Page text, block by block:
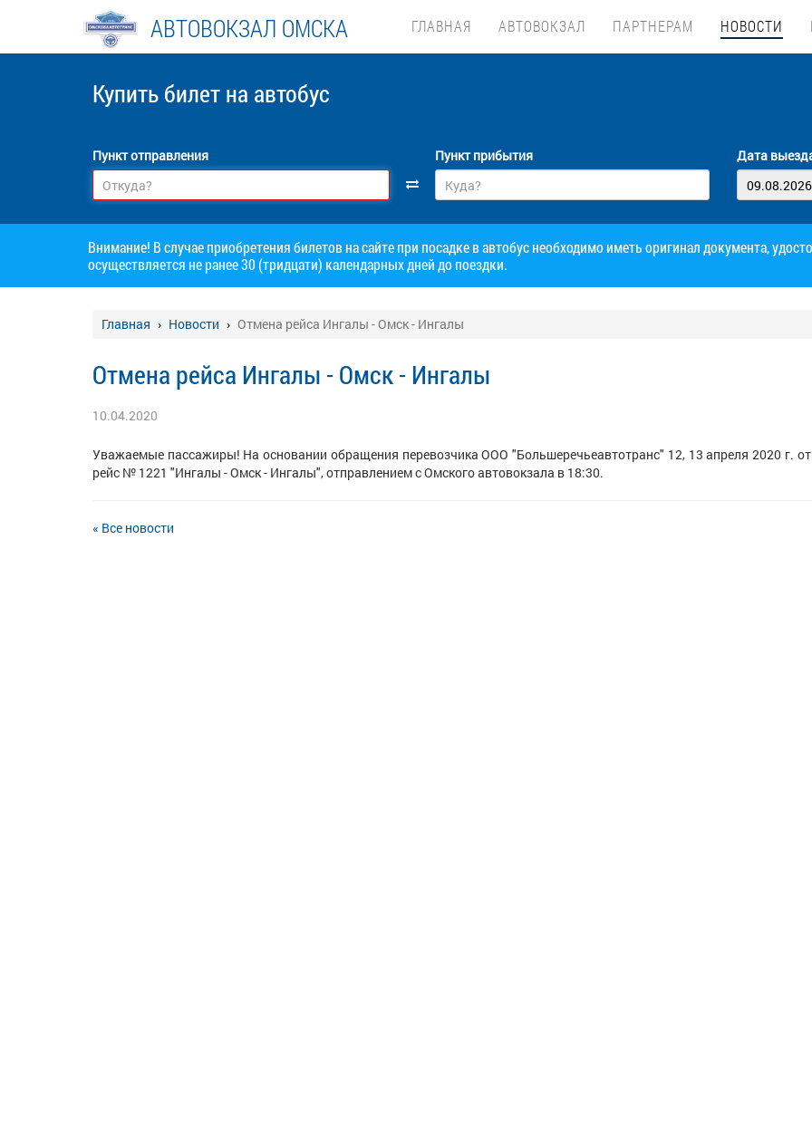
АВТОВОКЗАЛ ОМСКА ГЛАВНАЯ АВТОВОКЗАЛ ПАРТНЕРАМ НОВОСТИ
Купить билет на автобус
Пункт отправления Пункт прибытия Дата
Внимание! В случае приобретения билетов на сайте при посадке в автобус необходимо иметь оригинал документа,
осуществляется не ранее 30 (тридцати) календарных дней до поездки.
Главная Новости Отмена рейса Ингалы - Омск - Ингалы
Отмена рейса Ингалы - Омск - Ингалы
10.04.2020
Уважаемые пассажиры! На основании обращения перевозчика ООО "Большеречьеавтотранс" 12, 13 апреля 2020 г.
рейс № 1221 "Ингалы - Омск - Ингалы", отправлением с Омского автовокзала в 18:30.
« Все новости